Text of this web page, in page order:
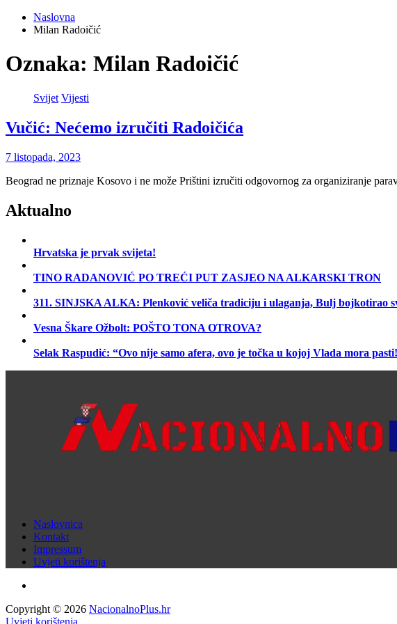
Naslovna
Milan Radoičić
Oznaka: Milan Radoičić
Svijet Vijesti
Vučić: Nećemo izručiti Radoičića
7 listopada, 2023
Beograd ne priznaje Kosovo i ne može Prištini izručiti odgovornog za organiziranje
Aktualno
Hrvatska je prvak svijeta!
TINO RADANOVIĆ PO TREĆI PUT ZASJEO NA ALKARSKI TRON
311. SINJSKA ALKA: Plenković veliča tradiciju i ulaganja, Bulj bojkotirao
Vesna Škare Ožbolt: POŠTO TONA OTROVA?
Selak Raspudić: “Ovo nije samo afera, ovo je točka u kojoj Vlada mora
Naslovnica
Kontakt
Impressum
Uvjeti korištenja
Copyright © 2026 NacionalnoPlus.hr
Uvjeti korištenja